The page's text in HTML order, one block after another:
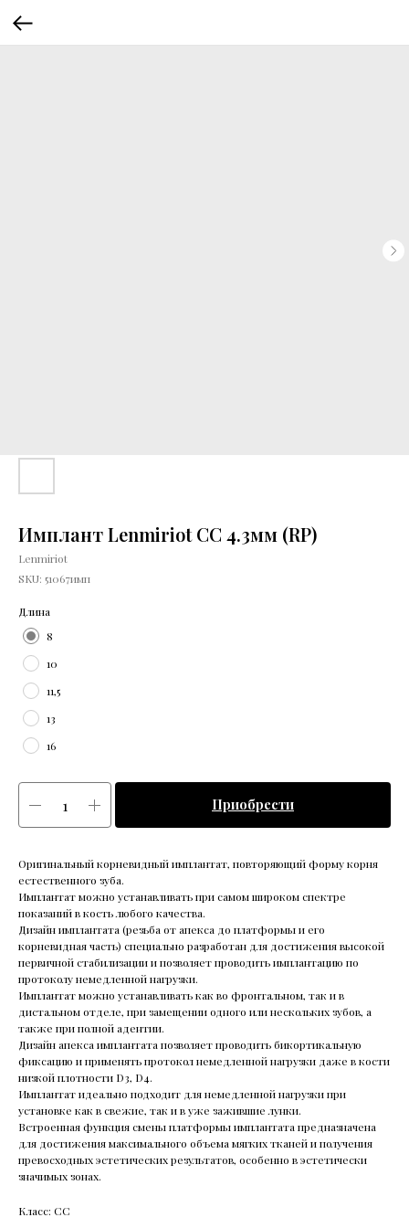
Имплант Lenmiriot CC 4.3мм (RP)
Lenmiriot
SKU: 51067имп
Длина
8
10
11,5
13
16
Приобрести
Оригинальный корневидный имплантат, повторяющий форму корня
естественного зуба.
Имплантат можно устанавливать при самом широком спектре
показаний в кость любого качества.
Дизайн имплантата (резьба от апекса до платформы и его
корневидная часть) специально разработан для достижения высокой
первичной стабилизации и позволяет проводить имплантацию по
протоколу немедленной нагрузки.
Имплантат можно устанавливать как во фронтальном, так и в
дистальном отделе, при замещении одного или нескольких зубов, а
также при полной адентии.
Дизайн апекса имплантата позволяет проводить бикортикальную
фиксацию и применять протокол немедленной нагрузки даже в кости
низкой плотности D3, D4.
Имплантат идеально подходит для немедленной нагрузки при
установке как в свежие, так и в уже зажившие лунки.
Встроенная функция смены платформы имплантата предназначена
для достижения максимального объема мягких тканей и получения
превосходных эстетических результатов, особенно в эстетически
значимых зонах.
Класс: CC